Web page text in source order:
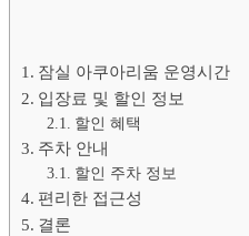
잠실 아쿠아리움 운영시간
입장료 및 할인 정보
할인 혜택
주차 안내
할인 주차 정보
편리한 접근성
결론